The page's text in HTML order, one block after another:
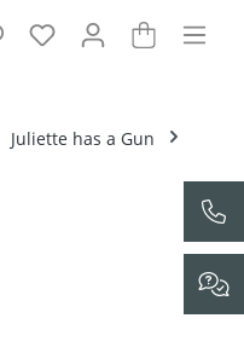
Juliette has a Gun